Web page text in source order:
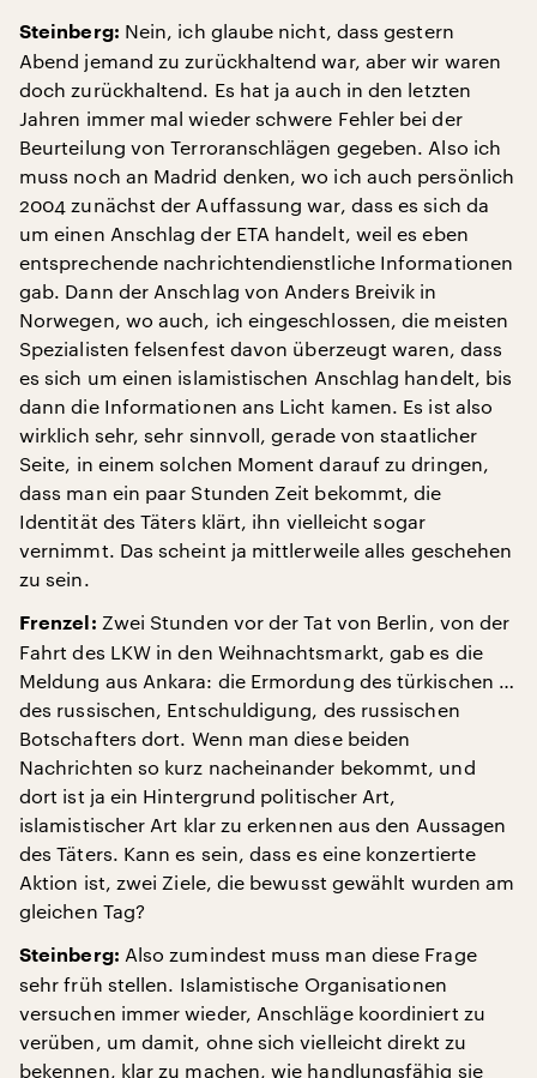
Steinberg: Nein, ich glaube nicht, dass gestern
Abend jemand zu zurückhaltend war, aber wir waren
doch zurückhaltend. Es hat ja auch in den letzten
Jahren immer mal wieder schwere Fehler bei der
Beurteilung von Terroranschlägen gegeben. Also ich
muss noch an Madrid denken, wo ich auch persönlich
2004 zunächst der Auffassung war, dass es sich da
um einen Anschlag der ETA handelt, weil es eben
entsprechende nachrichtendienstliche Informationen
gab. Dann der Anschlag von Anders Breivik in
Norwegen, wo auch, ich eingeschlossen, die meisten
Spezialisten felsenfest davon überzeugt waren, dass
es sich um einen islamistischen Anschlag handelt, bis
dann die Informationen ans Licht kamen. Es ist also
wirklich sehr, sehr sinnvoll, gerade von staatlicher
Seite, in einem solchen Moment darauf zu dringen,
dass man ein paar Stunden Zeit bekommt, die
Identität des Täters klärt, ihn vielleicht sogar
vernimmt. Das scheint ja mittlerweile alles geschehen
zu sein.
Frenzel: Zwei Stunden vor der Tat von Berlin, von der
Fahrt des LKW in den Weihnachtsmarkt, gab es die
Meldung aus Ankara: die Ermordung des türkischen …
des russischen, Entschuldigung, des russischen
Botschafters dort. Wenn man diese beiden
Nachrichten so kurz nacheinander bekommt, und
dort ist ja ein Hintergrund politischer Art,
islamistischer Art klar zu erkennen aus den Aussagen
des Täters. Kann es sein, dass es eine konzertierte
Aktion ist, zwei Ziele, die bewusst gewählt wurden am
gleichen Tag?
Steinberg: Also zumindest muss man diese Frage
sehr früh stellen. Islamistische Organisationen
versuchen immer wieder, Anschläge koordiniert zu
verüben, um damit, ohne sich vielleicht direkt zu
bekennen, klar zu machen, wie handlungsfähig sie